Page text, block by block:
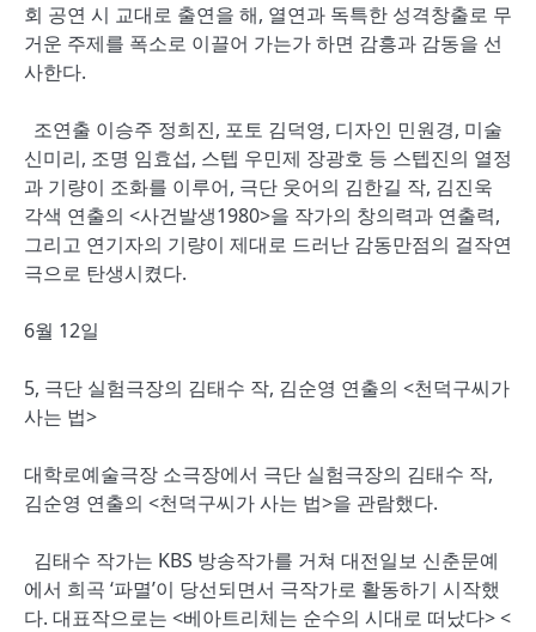
회 공연 시 교대로 출연을 해, 열연과 독특한 성격창출로 무
거운 주제를 폭소로 이끌어 가는가 하면 감흥과 감동을 선
사한다.
조연출 이승주 정희진, 포토 김덕영, 디자인 민원경, 미술
신미리, 조명 임효섭, 스텝 우민제 장광호 등 스텝진의 열정
과 기량이 조화를 이루어, 극단 웃어의 김한길 작, 김진욱
각색 연출의 <사건발생1980>을 작가의 창의력과 연출력,
그리고 연기자의 기량이 제대로 드러난 감동만점의 걸작연
극으로 탄생시켰다.
6월 12일
5, 극단 실험극장의 김태수 작, 김순영 연출의 <천덕구씨가
사는 법>
대학로예술극장 소극장에서 극단 실험극장의 김태수 작,
김순영 연출의 <천덕구씨가 사는 법>을 관람했다.
김태수 작가는 KBS 방송작가를 거쳐 대전일보 신춘문예
에서 희곡 ‘파멸’이 당선되면서 극작가로 활동하기 시작했
다. 대표작으로는 <베아트리체는 순수의 시대로 떠났다> <